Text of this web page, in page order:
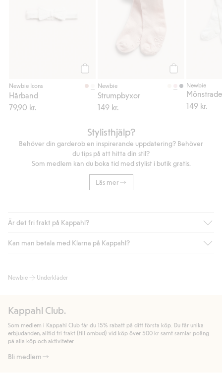
Newbie Icons
Hårband
79,90 kr.
Newbie
Strumpbyxor
149 kr.
Newbie
149 kr.
Stylisthjälp?
Behöver din garderob en inspirerande uppdatering? Behöver
du tips på att hitta din stil?
Som medlem kan du boka tid med stylist i butik gratis.
Läs mer
Är det fri frakt på Kappahl?
Är du medlem i Kappahl Club har du alltid gratis frakt till butik
automatik efter du loggat in och identifierats som medlem.
handlar för.
Läs mer
Kan man betala med Klarna på Kappahl?
bland annat faktura och swish men även andra betalningssätt.
allmänna villkor.
Läs mer
Newbie Underkläder
Kappahl Club.
Som medlem i Kappahl Club får du 15% rabatt på ditt första köp. Du får unika
erbjudanden, alltid fri frakt (till ombud) vid köp över 500 kr samt samlar poäng
på alla köp och aktiviteter.
Bli medlem